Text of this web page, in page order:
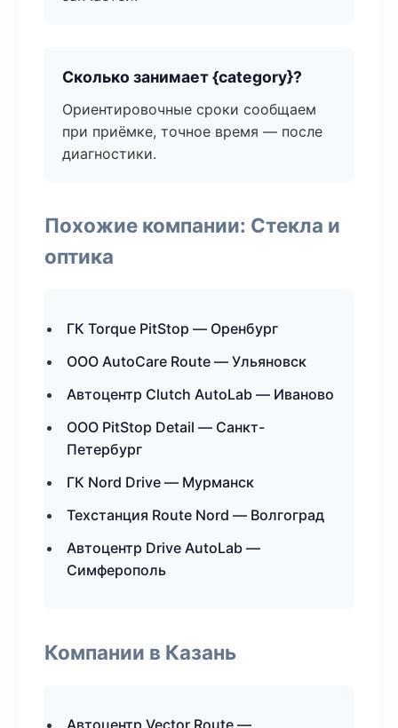
Сколько занимает {category}?
Ориентировочные сроки сообщаем
при приёмке, точное время — после
диагностики.
Похожие компании: Стекла и
оптика
ГК Torque PitStop — Оренбург
ООО AutoCare Route — Ульяновск
Автоцентр Clutch AutoLab — Иваново
ООО PitStop Detail — Санкт-
Петербург
ГК Nord Drive — Мурманск
Техстанция Route Nord — Волгоград
Автоцентр Drive AutoLab —
Симферополь
Компании в Казань
Автоцентр Vector Route —